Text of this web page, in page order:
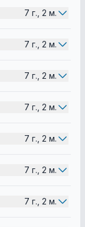
7 г., 2 м.
7 г., 2 м.
7 г., 2 м.
7 г., 2 м.
7 г., 2 м.
7 г., 2 м.
7 г., 2 м.